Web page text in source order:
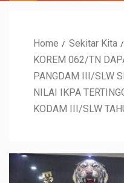
Home
Sekitar Kita
KOREM 062/TN
PANGDAM III/SLW
NILAI IKPA
KODAM III/SLW